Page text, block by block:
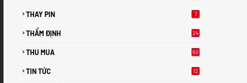
THAY PIN 7
THẨM ĐỊNH 24
THU MUA 60
TIN TỨC 12